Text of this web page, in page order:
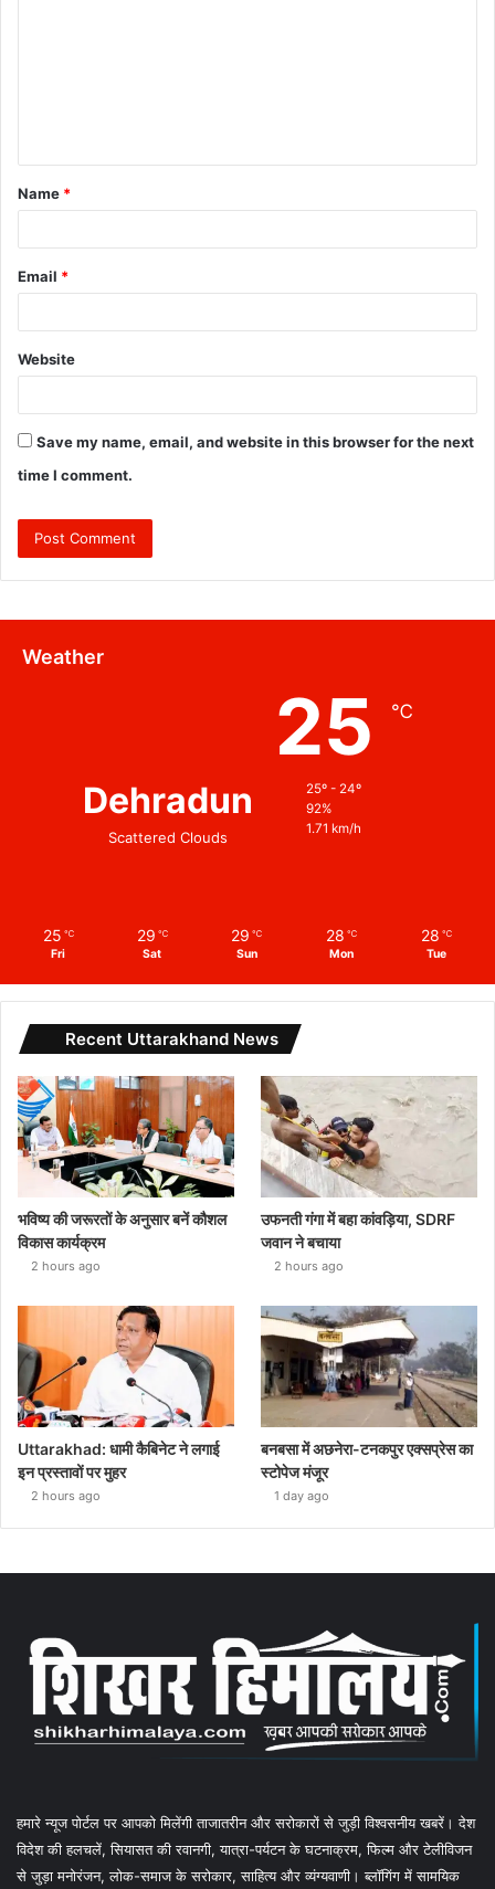
t
*
Name *
Email *
Website
Save my name, email, and website in this browser for the next
time I comment.
Weather
Dehradun
Scattered Clouds
25 ℃
25º - 24º
92%
1.71 km/h
25 ℃
Fri
29 ℃
Sat
29 ℃
Sun
28 ℃
Mon
28 ℃
Tue
Recent Uttarakhand News
भविष्य की जरूरतों के अनुसार बनें कौशल
विकास कार्यक्रम
2 hours ago
उफनती गंगा में बहा कांवड़िया, SDRF
जवान ने बचाया
2 hours ago
Uttarakhad: धामी कैबिनेट ने लगाई
इन प्रस्तावों पर मुहर
2 hours ago
बनबसा में अछनेरा-टनकपुर एक्सप्रेस का
स्टोपेज मंजूर
1 day ago
हमारे न्यूज पोर्टल पर आपको मिलेंगी ताजातरीन और सरोकारों से जुड़ी विश्वसनीय खबरें। देश
विदेश की हलचलें, सियासत की रवानगी, यात्रा-पर्यटन के घटनाक्रम, फिल्म और टेलीविजन
से जुड़ा मनोरंजन, लोक-समाज के सरोकार, साहित्य और व्यंग्यवाणी। ब्लॉगिंग में सामयिक